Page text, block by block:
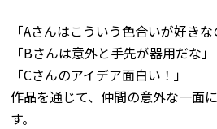
「Aさんはこういう色合いが好きな
「Bさんは意外と手先が器用だな」
「Cさんのアイデア面白い！」
作品を通じて、仲間の意外な一面
す。